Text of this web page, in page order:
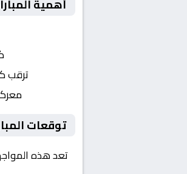
أهمية
ترقب
توقعات
تعد هذه